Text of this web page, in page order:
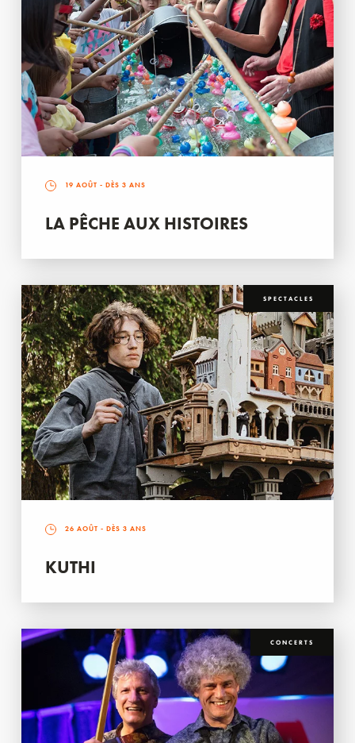
19 AOÛT - DÈS 3 ANS
LA PÊCHE AUX HISTOIRES
SPECTACLES
26 AOÛT - DÈS 3 ANS
KUTHI
CONCERTS